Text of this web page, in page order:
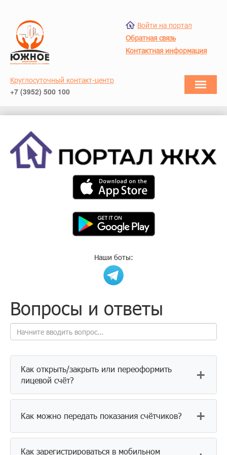
Войти на портал
Обратная связь
Контактная информация
Круглосуточный контакт-центр
+7 (3952) 500 100
Наши боты:
Вопросы и ответы
Как открыть/закрыть или переоформить
лицевой счёт?
+
1. Документ о праве на помещение: выписка из ЕГРН,
договор дарения договор, купли-продажи,
Как можно передать показания счётчиков? +
Как зарегистрироваться в мобильном